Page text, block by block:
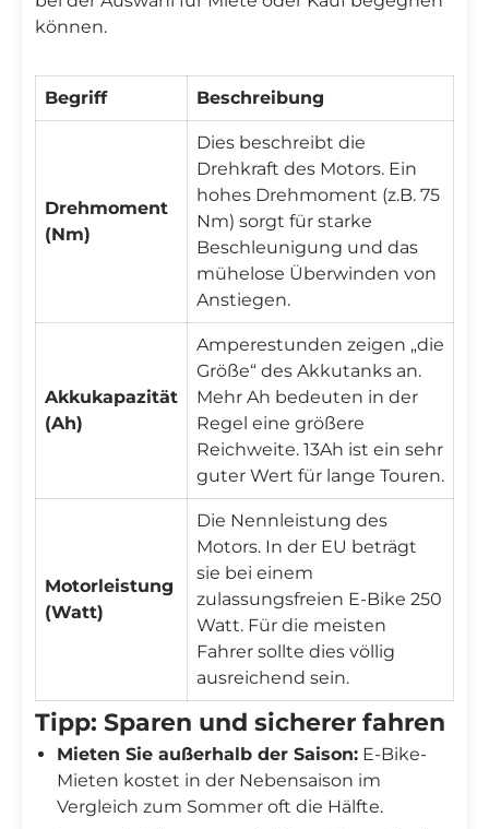
können.
Begriff Beschreibung
Drehmoment
(Nm)
Dies beschreibt die
Drehkraft des Motors. Ein
hohes Drehmoment (z.B. 75
Nm) sorgt für starke
Beschleunigung und das
mühelose Überwinden von
Anstiegen.
Akkukapazität
(Ah)
Amperestunden zeigen „die
Größe“ des Akkutanks an.
Mehr Ah bedeuten in der
Regel eine größere
Reichweite. 13Ah ist ein sehr
guter Wert für lange Touren.
Motorleistung
(Watt)
Die Nennleistung des
Motors. In der EU beträgt
sie bei einem
zulassungsfreien E-Bike 250
Watt. Für die meisten
Fahrer sollte dies völlig
ausreichend sein.
Tipp: Sparen und sicherer fahren
Mieten Sie außerhalb der Saison: E-Bike-
Mieten kostet in der Nebensaison im
Vergleich zum Sommer oft die Hälfte.